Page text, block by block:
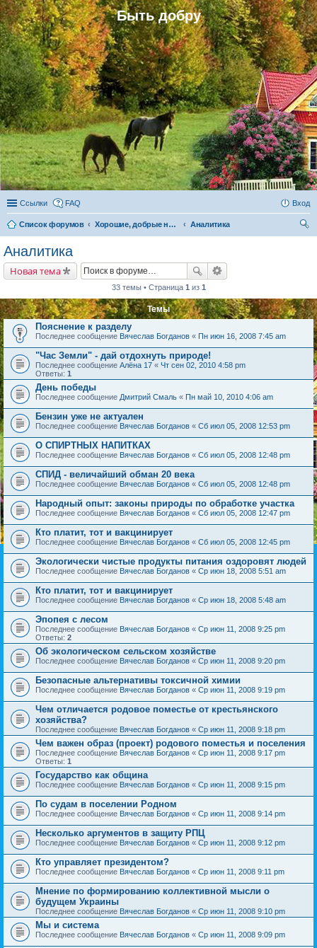
Быть добру
Ссылки FAQ Вход
Список форумов Хорошие, добрые новости и их распространение в обществе
Аналитика
Аналитика
Новая тема
33 темы • Страница 1 из 1
Темы
Пояснение к разделу
Последнее сообщение Вячеслав Богданов « Пн июн 16, 2008 7:45 am
"Час Земли" - дай отдохнуть природе!
Последнее сообщение Алёна 17 « Чт сен 02, 2010 4:58 pm
Ответы: 1
День победы
Последнее сообщение Дмитрий Смаль « Пн май 10, 2010 4:06 am
Бензин уже не актуален
Последнее сообщение Вячеслав Богданов « Сб июл 05, 2008 12:53 pm
О СПИРТНЫХ НАПИТКАХ
Последнее сообщение Вячеслав Богданов « Сб июл 05, 2008 12:48 pm
СПИД - величайший обман 20 века
Последнее сообщение Вячеслав Богданов « Сб июл 05, 2008 12:48 pm
Народный опыт: законы природы по обработке участка
Последнее сообщение Вячеслав Богданов « Сб июл 05, 2008 12:47 pm
Кто платит, тот и вакцинирует
Последнее сообщение Вячеслав Богданов « Сб июл 05, 2008 12:45 pm
Экологически чистые продукты питания оздоровят людей
Последнее сообщение Вячеслав Богданов « Ср июн 18, 2008 5:51 am
Кто платит, тот и вакцинирует
Последнее сообщение Вячеслав Богданов « Ср июн 18, 2008 5:48 am
Эпопея с лесом
Последнее сообщение Вячеслав Богданов « Ср июн 11, 2008 9:25 pm
Ответы: 2
Об экологическом сельском хозяйстве
Последнее сообщение Вячеслав Богданов « Ср июн 11, 2008 9:20 pm
Безопасные альтернативы токсичной химии
Последнее сообщение Вячеслав Богданов « Ср июн 11, 2008 9:19 pm
Чем отличается родовое поместье от крестьянского
хозяйства?
Последнее сообщение Вячеслав Богданов « Ср июн 11, 2008 9:18 pm
Чем важен образ (проект) родового поместья и поселения
Последнее сообщение Вячеслав Богданов « Ср июн 11, 2008 9:17 pm
Ответы: 1
Государство как община
Последнее сообщение Вячеслав Богданов « Ср июн 11, 2008 9:15 pm
По судам в поселении Родном
Последнее сообщение Вячеслав Богданов « Ср июн 11, 2008 9:14 pm
Несколько аргументов в защиту РПЦ
Последнее сообщение Вячеслав Богданов « Ср июн 11, 2008 9:12 pm
Кто управляет президентом?
Последнее сообщение Вячеслав Богданов « Ср июн 11, 2008 9:11 pm
Мнение по формированию коллективной мысли о
будущем Украины
Последнее сообщение Вячеслав Богданов « Ср июн 11, 2008 9:10 pm
Мы и система
Последнее сообщение Вячеслав Богданов « Ср июн 11, 2008 9:09 pm